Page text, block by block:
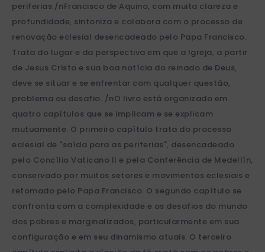
periferias./nFrancisco de Aquino, com muita clareza e
profundidade, sintoniza e colabora com o processo de
renovação eclesial desencadeado pelo Papa Francisco.
Trata do lugar e da perspectiva em que a Igreja, a partir
de Jesus Cristo e sua boa notícia do reinado de Deus,
deve se situar e se enfrentar com qualquer questão,
problema ou desafio. /nO livro está organizado em
quatro capítulos que se implicam e se explicam
mutuamente. O primeiro capítulo trata do processo
eclesial de "saída para as periferias", desencadeado
pelo Concílio Vaticano II e pela Conferência de Medellín,
conservado por muitos setores e movimentos eclesiais e
retomado pelo Papa Francisco. O segundo capítulo se
confronta com a complexidade e os desafios do mundo
dos pobres e marginalizados, particularmente em sua
configuração e em seu dinamismo atuais. O terceiro